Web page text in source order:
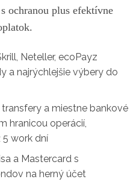
ochranou plus efektívne
Neteller, ecoPayz
a najrýchlejšie výbery do
transfery a miestne bankové
hranicou operácií,
5 work dní
a Mastercard s
na herný účet